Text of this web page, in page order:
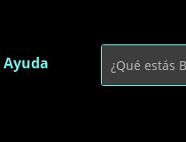
Ayuda